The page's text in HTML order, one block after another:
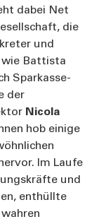
dabei Net
die
und
wie Battista
Sparkasse-
der
Nicola
hob einige
Im Laufe
und
enthüllte